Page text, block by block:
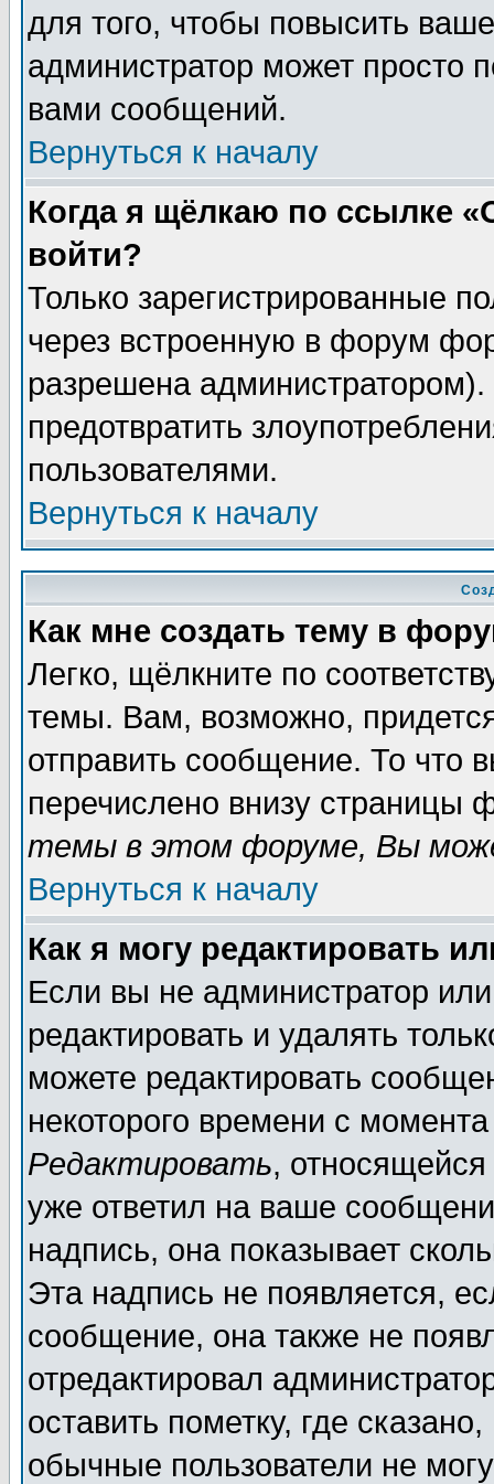
для того, чтобы повысить
администратор может просто
вами сообщений.
Вернуться к началу
Когда я щёлкаю по ссылке
войти?
Только зарегистрированные
через встроенную в форум
разрешена
предотвратить
пользователями.
Вернуться к началу
Как мне создать тему в
Легко, щёлкните по
темы. Вам, возможно,
отправить сообщение. То что
перечислено внизу страницы
темы в этом форуме, Вы
Вернуться к началу
Как я могу редактировать
Если вы не администратор
редактировать и удалять
можете редактировать
некоторого времени с
Редактировать,
уже ответил на ваше
надпись, она показывает
Эта надпись не появляется,
сообщение, она также не
отредактировал
оставить пометку, где
обычные пользователи не